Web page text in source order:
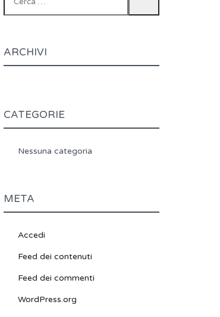
ARCHIVI
CATEGORIE
Nessuna categoria
META
Accedi
Feed dei contenuti
Feed dei commenti
WordPress.org